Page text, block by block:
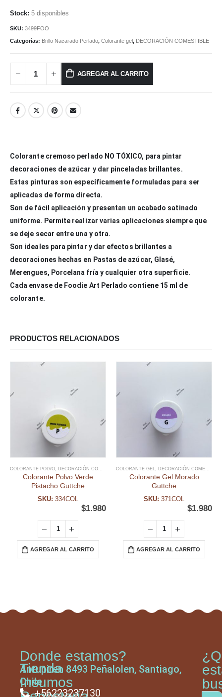
5 disponibles
SKU: 3499FOO
Categorías: Brillo Nacarado Perlado, Colorante gel, DECORACIÓN COMESTIBLE
AGREGAR AL CARRITO
Colorante cremoso perlado NO TÓXICO, para pintar
decoraciones de azúcar y dar pinceladas brillantes.
Estas pinturas son específicamente formuladas para ser
aplicadas de forma directa.
Son de fácil aplicación y presentan un acabado satinado
uniforme. Permite realizar varias aplicaciones siempre que
se deje secar entre una y otra.
Son ideales para pintar y dar efectos brillantes a
decoraciones hechas en Pastas de azúcar, Glasé,
Merengues, Porcelana fría y cualquier otra superficie.
Cada envase de Foodie Art Perlado contiene 15 ml de
colorante.
PRODUCTOS RELACIONADOS
COLORANTE POLVO DECORACIÓN COMESTIBLE
Colorante Polvo Verde
Pistacho Guttche
SKU: 334COL
$1.980
AGREGAR AL CARRITO
COLORANTE GEL DECORACIÓN COMESTIBLE
Colorante Gel Morado
Guttche
SKU: 371COL
$1.980
AGREGAR AL CARRITO
Tienda
Insumos
Donde estamos?
Antupiren 8493 Peñalolen, Santiago,
Chile
+56223237130